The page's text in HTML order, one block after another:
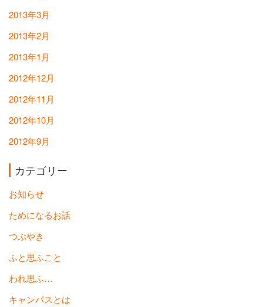
2013年3月
2013年2月
2013年1月
2012年12月
2012年11月
2012年10月
2012年9月
カテゴリー
お知らせ
ためになるお話
つぶやき
ふと思ふこと
われ思ふ…
キャンパスとは